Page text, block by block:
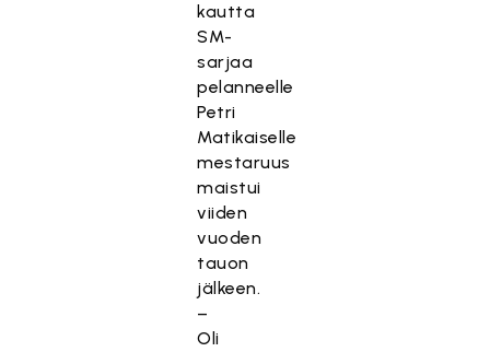
kautta
SM-
sarjaa
pelanneelle
Petri
Matikaiselle
mestaruus
maistui
viiden
vuoden
tauon
jälkeen.
–
Oli